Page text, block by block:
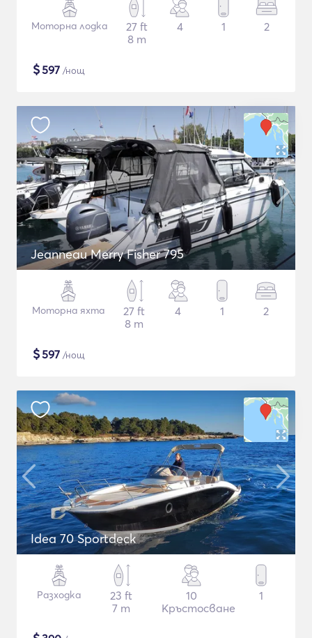
Моторна лодка
27 ft
8 m
4 1 2
$597 /нощ
Jeanneau Merry Fisher 795
Моторна яхта
27 ft
8 m
4 1 2
$597 /нощ
Idea 70 Sportdeck
Разходка
23 ft
7 m
10
Кръстосване
1